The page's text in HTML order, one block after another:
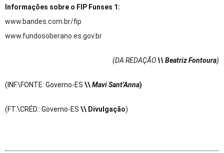
Informações sobre o FIP Funses 1:
www.bandes.com.br/fip
www.fundosoberano.es.gov.br
(DA REDAÇÃO \\ Beatriz Fontoura)
(INF.\FONTE: Governo-ES \\Mavi Sant’Anna)
(FT.\CRÉD.: Governo-ES \\ Divulgação)